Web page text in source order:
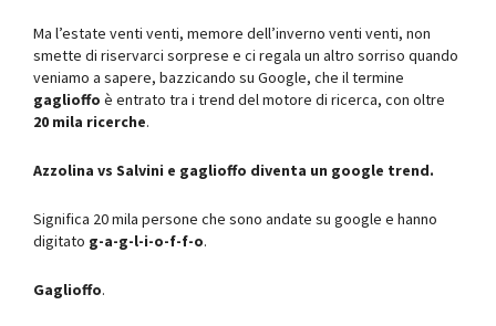
Ma l’estate venti venti, memore dell’inverno venti venti, non
smette di riservarci sorprese e ci regala un altro sorriso quando
veniamo a sapere, bazzicando su Google, che il termine
gaglioffo è entrato tra i trend del motore di ricerca, con oltre
20 mila ricerche.
Azzolina vs Salvini e gaglioffo diventa un google trend.
Significa 20 mila persone che sono andate su google e hanno
digitato g-a-g-l-i-o-f-f-o.
Gaglioffo.